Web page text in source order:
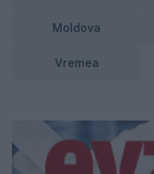
Moldova
Vremea